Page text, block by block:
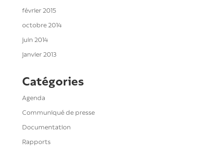
février 2015
octobre 2014
juin 2014
janvier 2013
Catégories
Agenda
Communiqué de presse
Documentation
Rapports